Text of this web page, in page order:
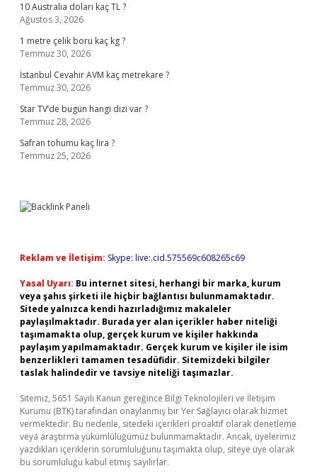
10 Australia doları kaç TL ?
Ağustos 3, 2026
1 metre çelik boru kaç kg ?
Temmuz 30, 2026
İstanbul Cevahir AVM kaç metrekare ?
Temmuz 30, 2026
Star TV’de bugün hangi dizi var ?
Temmuz 28, 2026
Safran tohumu kaç lira ?
Temmuz 25, 2026
Reklam ve İletişim: Skype: live:.cid.575569c608265c69
Yasal Uyarı: Bu internet sitesi, herhangi bir marka, kurum
veya şahıs şirketi ile hiçbir bağlantısı bulunmamaktadır.
Sitede yalnızca kendi hazırladığımız makaleler
paylaşılmaktadır. Burada yer alan içerikler haber niteliği
taşımamakta olup, gerçek kurum ve kişiler hakkında
paylaşım yapılmamaktadır. Gerçek kurum ve kişiler ile isim
benzerlikleri tamamen tesadüfidir. Sitemizdeki bilgiler
taslak halindedir ve tavsiye niteliği taşımazlar.
Sitemiz, 5651 Sayılı Kanun gereğince Bilgi Teknolojileri ve İletişim
Kurumu (BTK) tarafından onaylanmış bir Yer Sağlayıcı olarak hizmet
vermektedir. Bu nedenle, sitedeki içerikleri proaktif olarak denetleme
veya araştırma yükümlülüğümüz bulunmamaktadır. Ancak, üyelerimiz
yazdıkları içeriklerin sorumluluğunu taşımakta olup, siteye üye olarak
bu sorumluluğu kabul etmiş sayılırlar.